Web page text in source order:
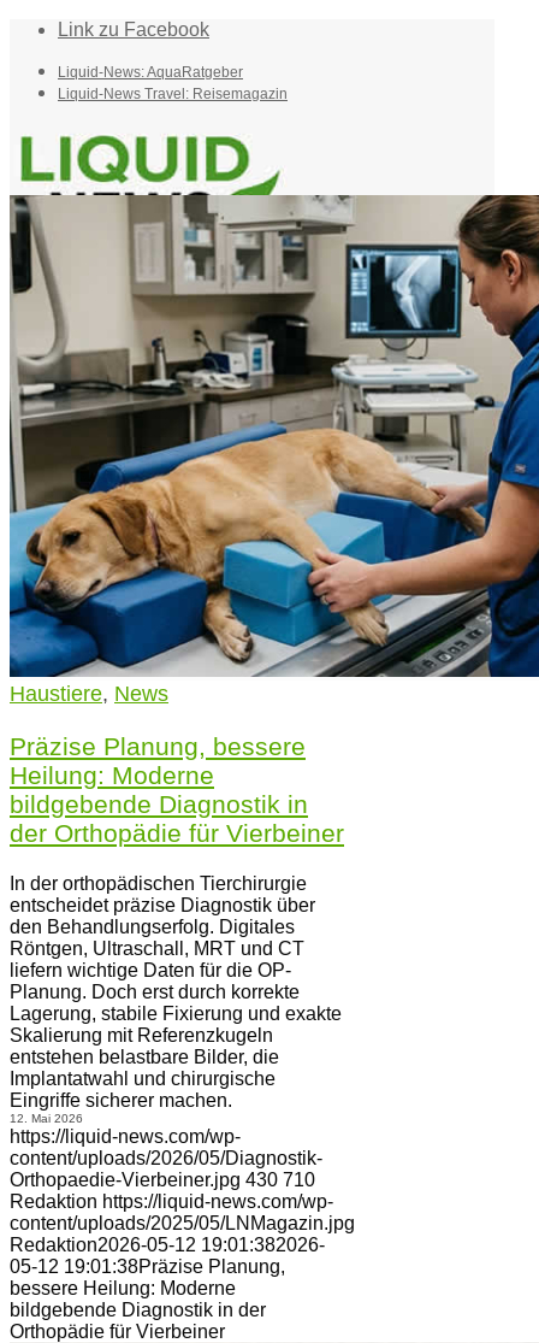
Link zu Facebook
Liquid-News: AquaRatgeber
Liquid-News Travel: Reisemagazin
Suche
Menü Menü
Haustiere, News
Präzise Planung, bessere
Heilung: Moderne
bildgebende Diagnostik in
der Orthopädie für Vierbeiner
In der orthopädischen Tierchirurgie
entscheidet präzise Diagnostik über
den Behandlungserfolg. Digitales
Röntgen, Ultraschall, MRT und CT
liefern wichtige Daten für die OP-
Planung. Doch erst durch korrekte
Lagerung, stabile Fixierung und exakte
Skalierung mit Referenzkugeln
entstehen belastbare Bilder, die
Implantatwahl und chirurgische
Eingriffe sicherer machen.
12. Mai 2026
https://liquid-news.com/wp-
content/uploads/2026/05/Diagnostik-
Orthopaedie-Vierbeiner.jpg 430 710
Redaktion https://liquid-news.com/wp-
content/uploads/2025/05/LNMagazin.jpg
Redaktion2026-05-12 19:01:382026-
05-12 19:01:38Präzise Planung,
bessere Heilung: Moderne
bildgebende Diagnostik in der
Orthopädie für Vierbeiner